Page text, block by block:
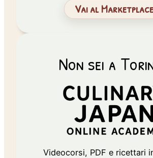
Vai al Marketplace
Non sei a
Videocorsi, PDF e ricettari